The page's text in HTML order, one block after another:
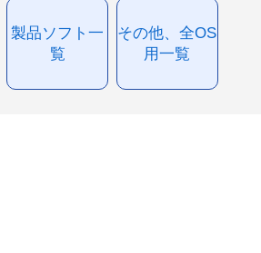
製品ソフト一
覧
その他、全OS
用一覧